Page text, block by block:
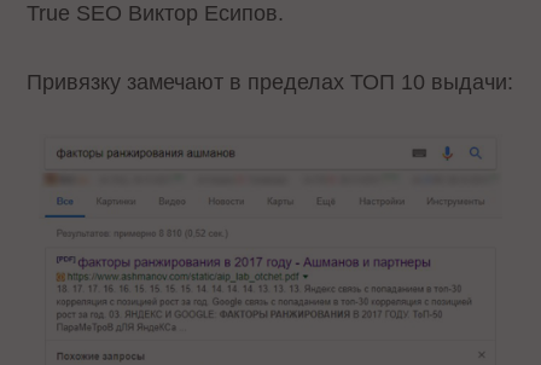
True SEO Виктор Есипов.
Привязку замечают в пределах ТОП 10 выдачи: